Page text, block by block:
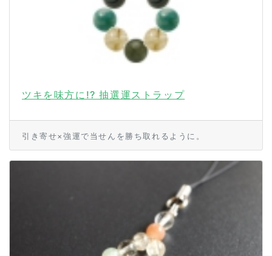
ツキを味方に!? 抽選運ストラップ
引き寄せ×強運で当せんを勝ち取れるように。